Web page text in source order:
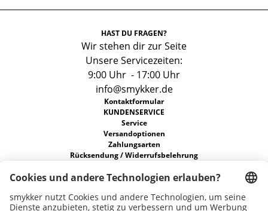
HAST DU FRAGEN?
Wir stehen dir zur Seite
Unsere Servicezeiten:
9:00 Uhr - 17:00 Uhr
info@smykker.de
Kontaktformular
KUNDENSERVICE
Service
Versandoptionen
Zahlungsarten
Rücksendung / Widerrufsbelehrung
Allgemeine Geschäftsbedingungen
ÜBER UNS
Unsere Stores